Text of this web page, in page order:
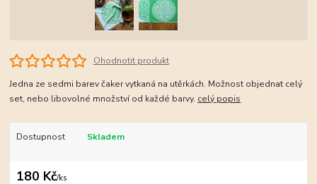
Ohodnotit produkt
Jedna ze sedmi barev čaker vytkaná na utěrkách. Možnost objednat celý
set, nebo libovolné množství od každé barvy. celý popis
Dostupnost Skladem
180 Kč/ks